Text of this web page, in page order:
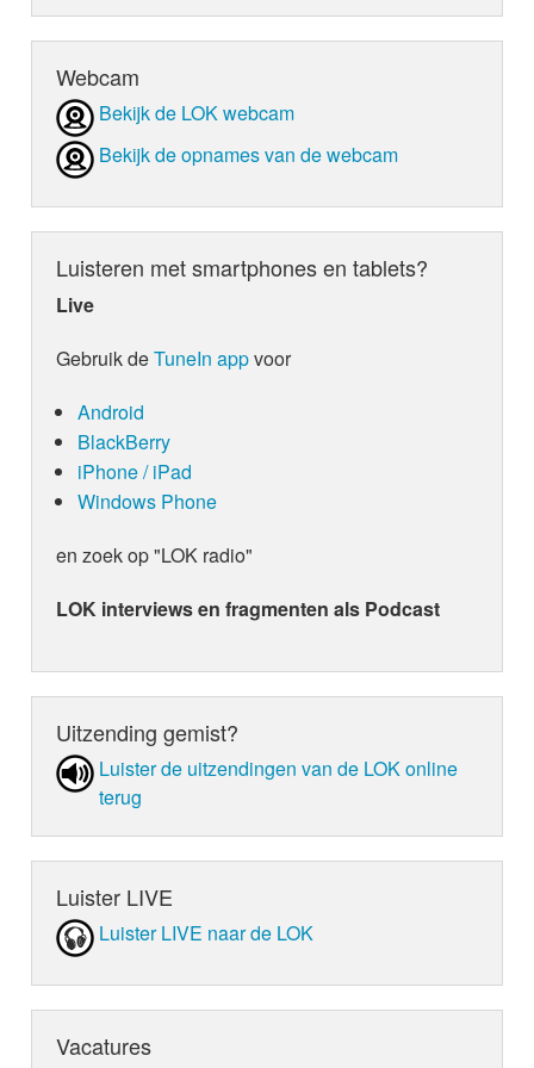
Webcam
Bekijk de LOK webcam
Bekijk de opnames van de webcam
Luisteren met smartphones en tablets?
Live
Gebruik deTuneIn appvoor
Android
BlackBerry
iPhone / iPad
Windows Phone
en zoek op "LOK radio"
LOK interviews en fragmenten als Podcast
Uitzending gemist?
Luister de uit­zen­din­gen van de LOK online
terug
Luister LIVE
Luister LIVE naar de LOK
Vacatures